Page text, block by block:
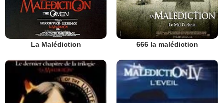
La Malédiction 666 la malédiction